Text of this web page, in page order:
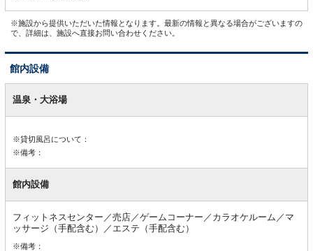
※施設から提供いただいた情報となります。最新の情報と異なる場合がございますの
で、詳細は、施設へ直接お問い合わせください。
館内設備
内温泉・大浴場
※貸切風呂について：
※備考：
館内設備
フィットネスセンター／売店／ゲームコーナー／カラオケルーム／マ
ッサージ（手配含む）／エステ（手配含む）
※備考：